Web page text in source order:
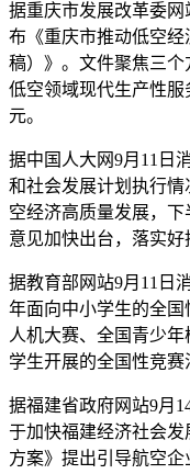
据重庆市发展改革委网
布《重庆市推动低空
稿）》。文件聚焦三
低空领域现代生产性服
元。
据中国人大网9月11日
和社会发展计划执行
空经济高质量发展，
意见加快出台，落实好
据教育部网站9月11日
年面向中小学生的全
人机大赛、全国青少
学生开展的全国性竞赛
据福建省政府网站9月
于加快福建经济社会
方案》提出引导航空